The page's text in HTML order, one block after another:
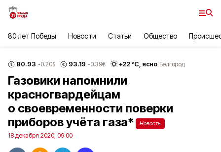
80 лет Победы Новости Статьи Общество
80.93 -0.20$ 93.19 -0.39€ +22°С, ясно Белгород
Газовики напомнили
красногвардейцам
о своевременности поверки
приборов учёта газа*
Новость
18 декабря 2020, 09:00